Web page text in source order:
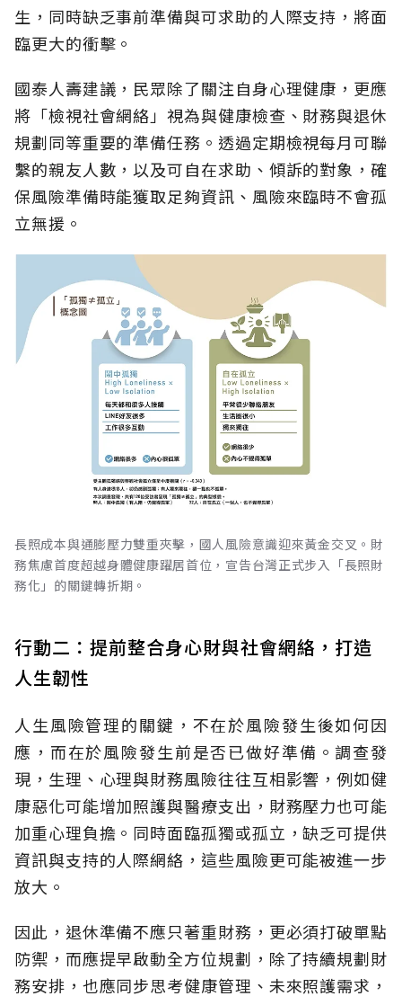
生，同時缺乏事前準備與可求助的人際支持，將面
臨更大的衝擊。
國泰人壽建議，民眾除了關注自身心理健康，更應
將「檢視社會網絡」視為與健康檢查、財務與退休
規劃同等重要的準備任務。透過定期檢視每月可聯
繫的親友人數，以及可自在求助、傾訴的對象，確
保風險準備時能獲取足夠資訊、風險來臨時不會孤
立無援。
長照成本與通膨壓力雙重夾擊，國人風險意識迎來黃金交叉。財
務焦慮首度超越身體健康躍居首位，宣告台灣正式步入「長照財
務化」的關鍵轉折期。
行動二：提前整合身心財與社會網絡，打造
人生韌性
人生風險管理的關鍵，不在於風險發生後如何因
應，而在於風險發生前是否已做好準備。調查發
現，生理、心理與財務風險往往互相影響，例如健
康惡化可能增加照護與醫療支出，財務壓力也可能
加重心理負擔。同時面臨孤獨或孤立，缺乏可提供
資訊與支持的人際網絡，這些風險更可能被進一步
放大。
因此，退休準備不應只著重財務，更必須打破單點
防禦，而應提早啟動全方位規劃，除了持續規劃財
務安排，也應同步思考健康管理、未來照護需求，